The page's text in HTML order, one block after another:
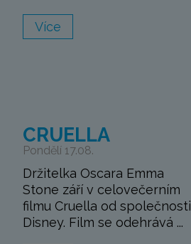
Více
CRUELLA
Pondělí 17.08.
Držitelka Oscara Emma
Stone září v celovečerním
filmu Cruella od společnosti
Disney. Film se odehrává ...